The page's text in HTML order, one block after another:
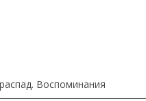
Воспоминания